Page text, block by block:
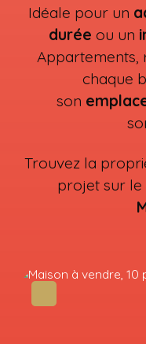
Idéale pour un
durée ou un
Appartements,
chaque
son
Trouvez la
projet sur le